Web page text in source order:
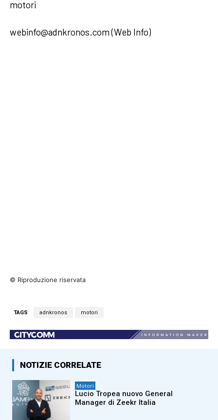
motori
webinfo@adnkronos.com (Web Info)
© Riproduzione riservata
TAGS adnkronos motori
NOTIZIE CORRELATE
Motori
Lucio Tropea nuovo General
Manager di Zeekr Italia